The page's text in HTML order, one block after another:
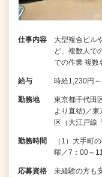
仕事内容
大型複合ビル
ど、複数人で
での作業 複数
給与 時給1,230円
勤務地
東京都千代田
より直結)／
区（大江戸線
勤務時間
（1）大手町
曜／7：00～
応募資格
未経験の方も